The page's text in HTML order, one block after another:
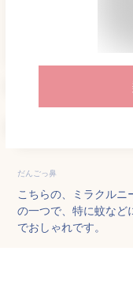
だんごっ鼻
こちらの、ミラクル
の一つで、特に蚊など
でおしゃれです。